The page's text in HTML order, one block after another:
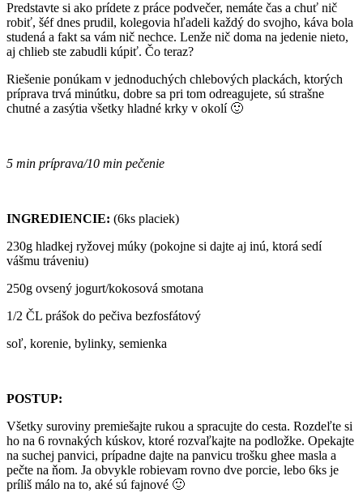
Predstavte si ako prídete z práce podvečer, nemáte čas a chuť nič
robiť, šéf dnes prudil, kolegovia hľadeli každý do svojho, káva bola
studená a fakt sa vám nič nechce. Lenže nič doma na jedenie nieto,
aj chlieb ste zabudli kúpiť. Čo teraz?
Riešenie ponúkam v jednoduchých chlebových plackách, ktorých
príprava trvá minútku, dobre sa pri tom odreagujete, sú strašne
chutné a zasýtia všetky hladné krky v okolí 🙂
5 min príprava/10 min pečenie
INGREDIENCIE: (6ks placiek)
230g hladkej ryžovej múky (pokojne si dajte aj inú, ktorá sedí
vášmu tráveniu)
250g ovsený jogurt/kokosová smotana
1/2 ČL prášok do pečiva bezfosfátový
soľ, korenie, bylinky, semienka
POSTUP:
Všetky suroviny premiešajte rukou a spracujte do cesta. Rozdeľte si
ho na 6 rovnakých kúskov, ktoré rozvaľkajte na podložke. Opekajte
na suchej panvici, prípadne dajte na panvicu trošku ghee masla a
pečte na ňom. Ja obvykle robievam rovno dve porcie, lebo 6ks je
príliš málo na to, aké sú fajnové 🙂